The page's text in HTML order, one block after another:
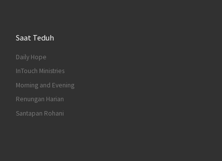
Saat Teduh
Daily Hope
InTouch Ministries
Morning and Evening
Renungan Harian
Santapan Rohani